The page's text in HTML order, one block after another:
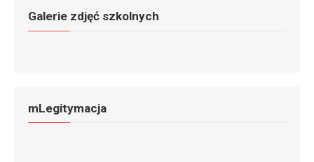
Galerie zdjęć szkolnych
mLegitymacja